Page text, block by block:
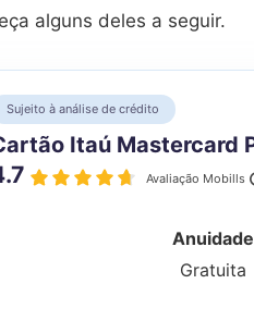
alguns deles a seguir.
Sujeito à análise de crédito
Itaú Mastercard
Avaliação Mobills
Anuidade
Gratuita